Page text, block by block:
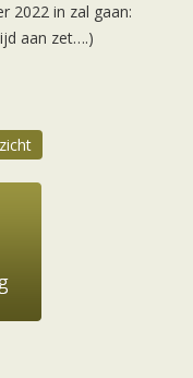
2022 in zal gaan:
aan zet….)